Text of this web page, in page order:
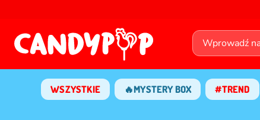
WSZYSTKIE 🔥MYSTERY BOX #TREND